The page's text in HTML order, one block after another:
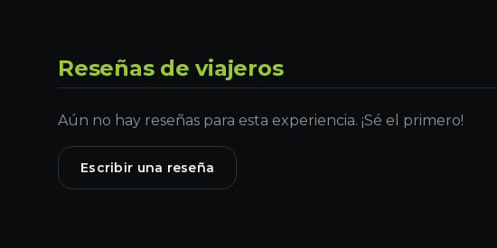
Reseñas de viajeros
Aún no hay reseñas para esta experiencia. ¡Sé el primero!
Escribir una reseña